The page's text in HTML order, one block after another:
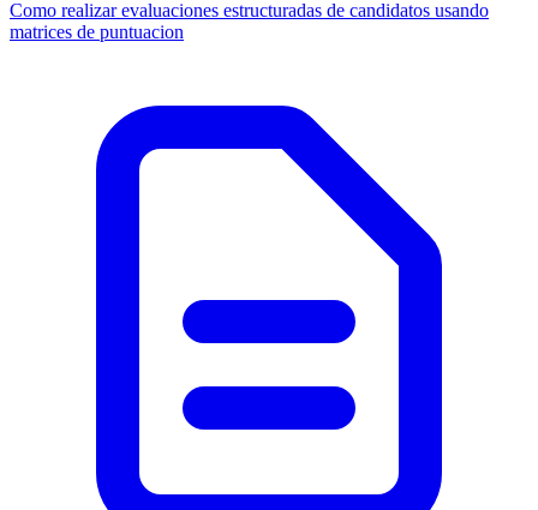
Como realizar evaluaciones estructuradas de candidatos usando
matrices de puntuacion